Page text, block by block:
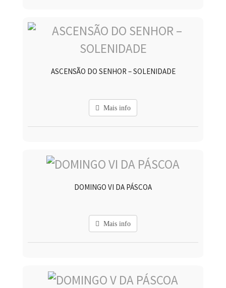
ASCENSÃO DO SENHOR – SOLENIDADE
Mais info
DOMINGO VI DA PÁSCOA
Mais info